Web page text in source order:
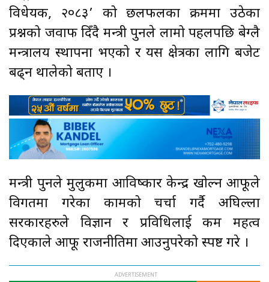
विधेयक, २०८३’ को छलफलका क्रममा उठेका
प्रश्नको जवाफ दिँदै मन्त्री पुनले लामो पहलपछि बेग्लै
मन्त्रालय स्थापना भएको र यस क्षेत्रका लागि बजेट
बढ्न थालेको बताए ।
मन्त्री पुनले मुलुकमा आविष्कार केन्द्र खोल्न आफूले
विगतमा गरेका कामको चर्चा गर्दै अघिल्ला
सरकारहरुले विज्ञान र प्रविधिलाई कम महत्व
दिएकाले आफू राजनीतिमा आउनुपरेको स्पष्ट गरे ।